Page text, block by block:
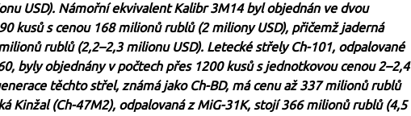
USD). Námořní ekvivalent Kalibr 3M14 byl objednán ve dvou
kusů s cenou 168 milionů rublů (2 miliony USD), přičemž jaderná
rublů (2,2–2,3 milionu USD). Letecké střely Ch-101, odpalované
byly objednány v počtech přes 1200 kusů s jednotkovou cenou 2–2,4
těchto střel, známá jako Ch-BD, má cenu až 337 milionů rublů
Kinžal (Ch-47M2), odpalovaná z MiG-31K, stojí 366 milionů rublů (4,5